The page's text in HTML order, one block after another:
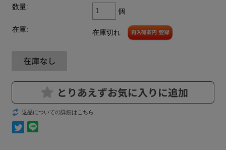
数量:
個
在庫: 在庫切れ
返品についての詳細はこちら